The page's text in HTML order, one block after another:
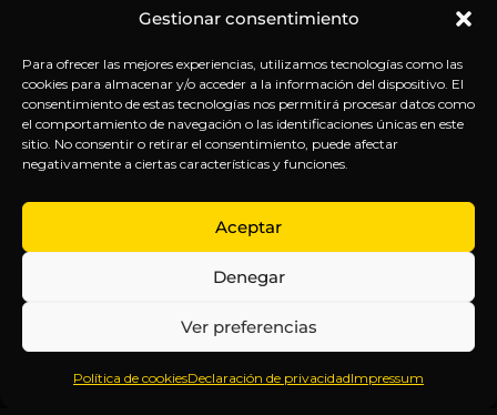
Gestionar consentimiento
Para ofrecer las mejores experiencias, utilizamos tecnologías como las
cookies para almacenar y/o acceder a la información del dispositivo. El
consentimiento de estas tecnologías nos permitirá procesar datos como
el comportamiento de navegación o las identificaciones únicas en este
sitio. No consentir o retirar el consentimiento, puede afectar
negativamente a ciertas características y funciones.
Aceptar
Denegar
Ver preferencias
Política de cookiesDeclaración de privacidadImpressum
publicaciones y
suscripción.
Inteligencia
Anticipándonos
EXPLORA
Inicio
Sobre
Contenido
Webinars
LEGAL
Política
de
Términos y
Aviso
SÍGUENOS